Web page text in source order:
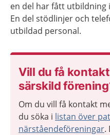
en del har fått utbildning
En del stödlinjer och
utbildad personal.
Vill du få
särskild
Om du vill få kontakt
du söka i listan över
närståendeföreningar.